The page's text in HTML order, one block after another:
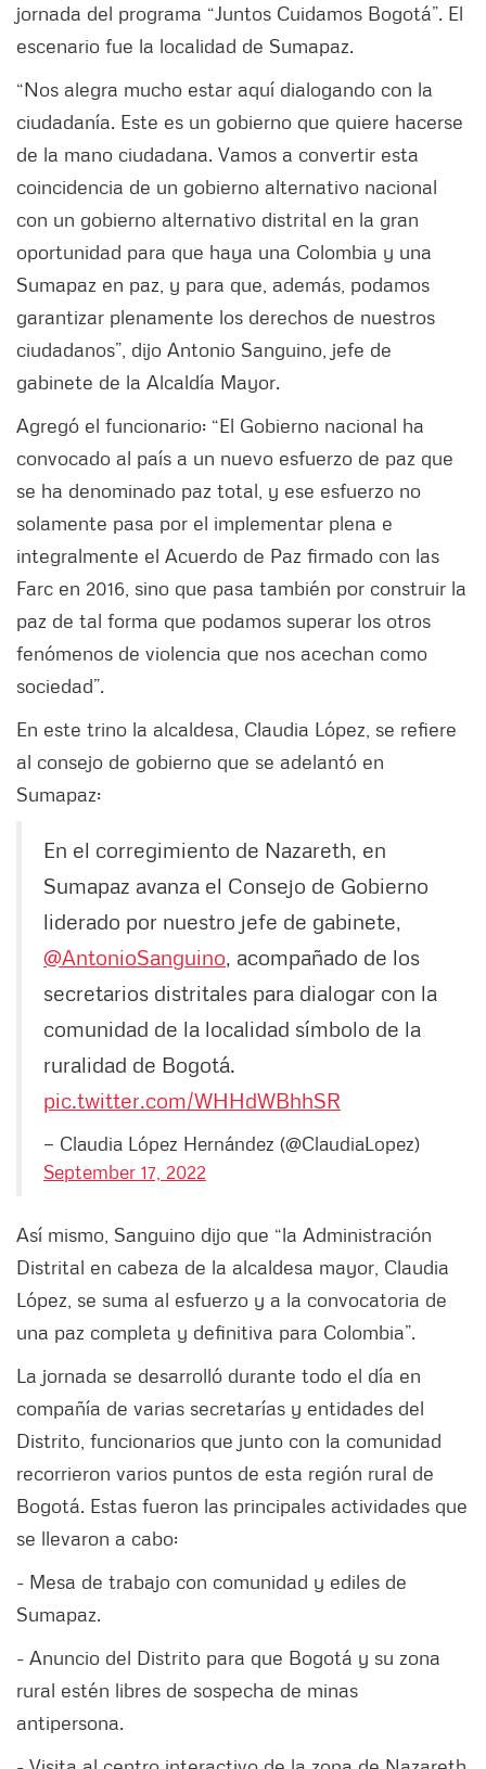
jornada del programa “Juntos Cuidamos Bogotá”. El
escenario fue la localidad de Sumapaz.
“Nos alegra mucho estar aquí dialogando con la
ciudadanía. Este es un gobierno que quiere hacerse
de la mano ciudadana. Vamos a convertir esta
coincidencia de un gobierno alternativo nacional
con un gobierno alternativo distrital en la gran
oportunidad para que haya una Colombia y una
Sumapaz en paz, y para que, además, podamos
garantizar plenamente los derechos de nuestros
ciudadanos”, dijo Antonio Sanguino, jefe de
gabinete de la Alcaldía Mayor.
Agregó el funcionario: “El Gobierno nacional ha
convocado al país a un nuevo esfuerzo de paz que
se ha denominado paz total, y ese esfuerzo no
solamente pasa por el implementar plena e
integralmente el Acuerdo de Paz firmado con las
Farc en 2016, sino que pasa también por construir la
paz de tal forma que podamos superar los otros
fenómenos de violencia que nos acechan como
sociedad”.
En este trino la alcaldesa, Claudia López, se refiere
al consejo de gobierno que se adelantó en
Sumapaz:
En el corregimiento de Nazareth, en
Sumapaz avanza el Consejo de Gobierno
liderado por nuestro jefe de gabinete,
@AntonioSanguino, acompañado de los
secretarios distritales para dialogar con la
comunidad de la localidad símbolo de la
ruralidad de Bogotá.
pic.twitter.com/WHHdWBhhSR
— Claudia López Hernández (@ClaudiaLopez)
September 17, 2022
Así mismo, Sanguino dijo que “la Administración
Distrital en cabeza de la alcaldesa mayor, Claudia
López, se suma al esfuerzo y a la convocatoria de
una paz completa y definitiva para Colombia”.
La jornada se desarrolló durante todo el día en
compañía de varias secretarías y entidades del
Distrito, funcionarios que junto con la comunidad
recorrieron varios puntos de esta región rural de
Bogotá. Estas fueron las principales actividades que
se llevaron a cabo:
- Mesa de trabajo con comunidad y ediles de
Sumapaz.
- Anuncio del Distrito para que Bogotá y su zona
rural estén libres de sospecha de minas
antipersona.